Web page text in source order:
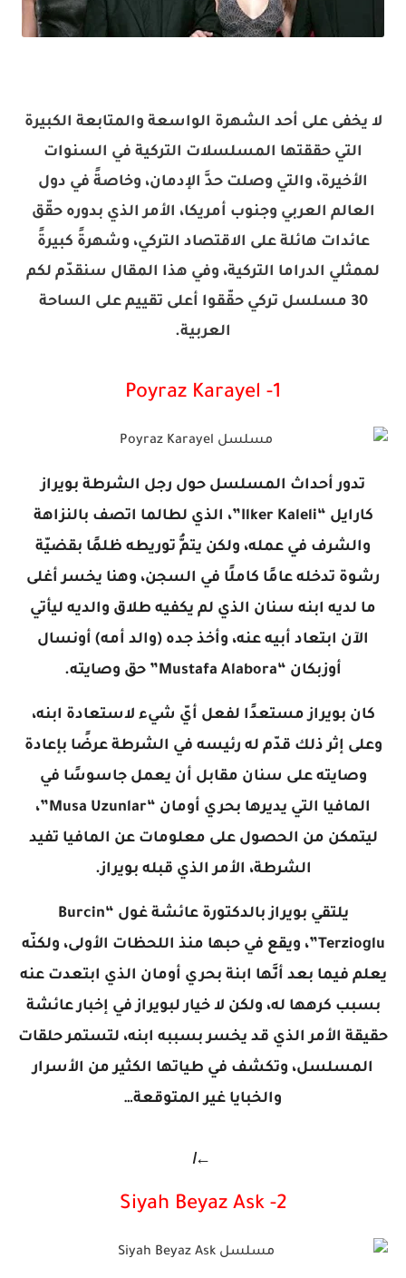
لا يخفى على أحد الشهرة الواسعة والمتابعة الكبيرة
التي حققتها المسلسلات التركية في السنوات
الأخيرة، والتي وصلت حدَّ الإدمان، وخاصةً في دول
العالم العربي وجنوب أمريكا، الأمر الذي بدوره حقّق
عائدات هائلة على الاقتصاد التركي، وشهرةً كبيرةً
لممثلي الدراما التركية، وفي هذا المقال سنقدّم لكم
30 مسلسل تركي حقّقوا أعلى تقييم على الساحة
العربية.
1- Poyraz Karayel
تدور أحداث المسلسل حول رجل الشرطة بويراز
كارايل “Ilker Kaleli”، الذي لطالما اتصف بالنزاهة
والشرف في عمله، ولكن يتمُّ توريطه ظلمًا بقضيّة
رشوة تدخله عامًا كاملًا في السجن، وهنا يخسر أغلى
ما لديه ابنه سنان الذي لم يكفيه طلاق والديه ليأتي
الآن ابتعاد أبيه عنه، وأخذ جده (والد أمه) أونسال
أوزبكان “Mustafa Alabora” حق وصايته.
كان بويراز مستعدًا لفعل أيّ شيء لاستعادة ابنه،
وعلى إثر ذلك قدّم له رئيسه في الشرطة عرضًا بإعادة
وصايته على سنان مقابل أن يعمل جاسوسًا في
المافيا التي يديرها بحري أومان “Musa Uzunlar”،
ليتمكن من الحصول على معلومات عن المافيا تفيد
الشرطة، الأمر الذي قبله بويراز.
يلتقي بويراز بالدكتورة عائشة غول “Burcin
Terzioglu”، ويقع في حبها منذ اللحظات الأولى، ولكنّه
يعلم فيما بعد أنَّها ابنة بحري أومان الذي ابتعدت عنه
بسبب كرهها له، ولكن لا خيار لبويراز في إخبار عائشة
حقيقة الأمر الذي قد يخسر بسببه ابنه، لتستمر حلقات
المسلسل، وتكشف في طياتها الكثير من الأسرار
والخبايا غير المتوقعة…
↚
2- Siyah Beyaz Ask